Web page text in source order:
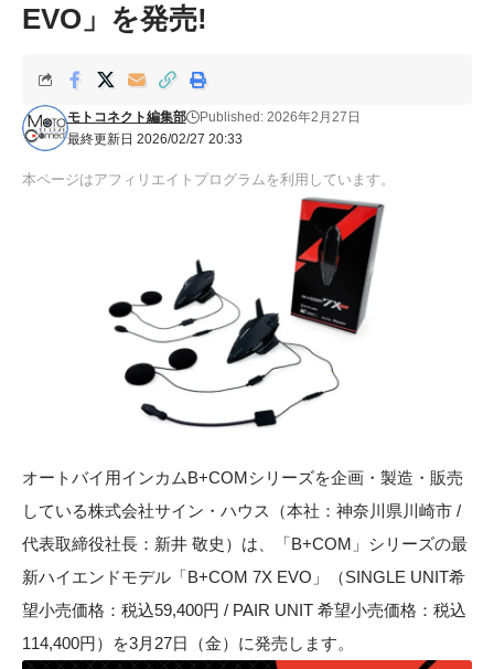
EVO」を発売!
最終更新日 2026/02/27 20:33
モトコネクト編集部 Published: 2026年2月27日
本ページはアフィリエイトプログラムを利用しています。
オートバイ用インカムB+COMシリーズを企画・製造・販売
している株式会社サイン・ハウス（本社：神奈川県川崎市 /
代表取締役社長：新井 敬史）は、「B+COM」シリーズの最
新ハイエンドモデル「B+COM 7X EVO」（SINGLE UNIT希
望小売価格：税込59,400円 / PAIR UNIT 希望小売価格：税込
114,400円）を3月27日（金）に発売します。